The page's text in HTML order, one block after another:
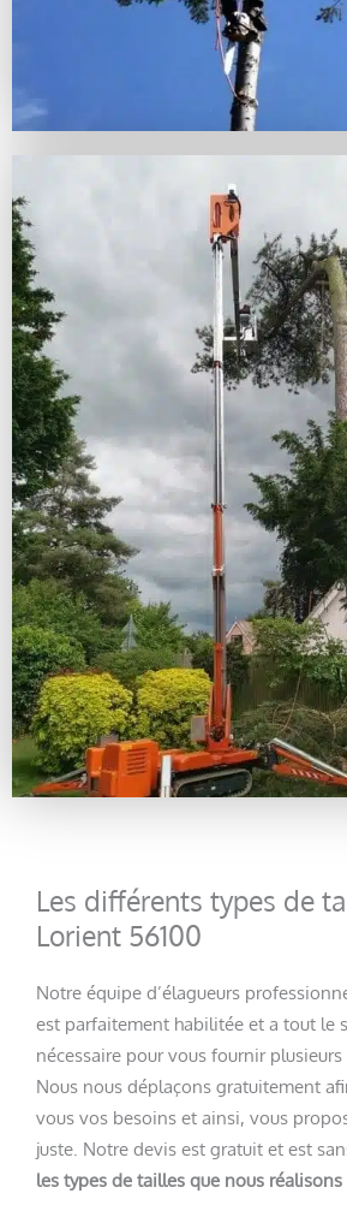
Les différents types de
Lorient 56100
Notre équipe d’élagueurs
est parfaitement habilitée et a tout le
nécessaire pour vous fournir plusieurs
Nous nous déplaçons gratuitement
vous vos besoins et ainsi, vous
juste. Notre devis est gratuit et est
les types de tailles que nous réalisons